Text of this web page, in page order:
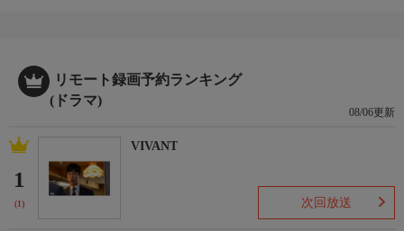
リモート録画予約ランキング
(ドラマ)
08/06更新
1
(1)
VIVANT
次回放送